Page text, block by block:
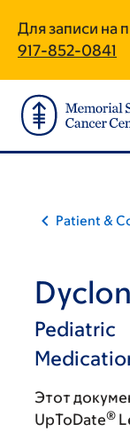
main
content
footer
Для записи на
917-852-0841
Patient &
Pediatric
Этот
UpToDate®